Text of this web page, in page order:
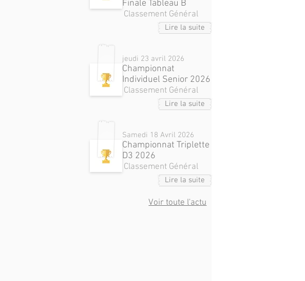
Finale Tableau B
Classement Général
Lire la suite
jeudi 23 avril 2026
Championnat
Individuel Senior 2026
Classement Général
Lire la suite
Samedi 18 Avril 2026
Championnat Triplette
D3 2026
Classement Général
Lire la suite
Voir toute l'actu